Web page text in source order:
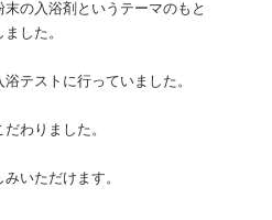
の入浴剤というテーマのもと
した。
テストに行っていました。
わりました。
いただけます。